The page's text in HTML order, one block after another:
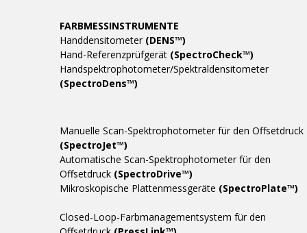
FARBMESSINSTRUMENTE
Handdensitometer (DENS™)
Hand-Referenzprüfgerät (SpectroCheck™)
Handspektrophotometer/Spektraldensitometer
(SpectroDens™)
Manuelle Scan-Spektrophotometer für den Offsetdruck
(SpectroJet™)
Automatische Scan-Spektrophotometer für den
Offsetdruck (SpectroDrive™)
Mikroskopische Plattenmessgeräte (SpectroPlate™)
Closed-Loop-Farbmanagementsystem für den